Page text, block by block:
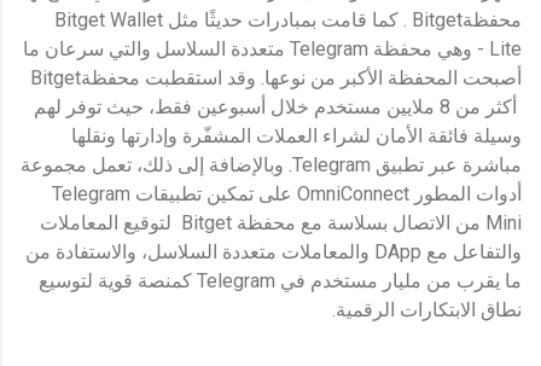
محفظةBitget . كما قامت بمبادرات حديثًا مثل Bitget Wallet
Lite - وهي محفظة Telegram متعددة السلاسل والتي سرعان ما
أصبحت المحفظة الأكبر من نوعها. وقد استقطبت محفظةBitget
أكثر من 8 ملايين مستخدم خلال أسبوعين فقط، حيث توفر لهم
وسيلة فائقة الأمان لشراء العملات المشفّرة وإدارتها ونقلها
مباشرة عبر تطبيق Telegram. وبالإضافة إلى ذلك، تعمل مجموعة
أدوات المطور OmniConnect على تمكين تطبيقات Telegram
Mini من الاتصال بسلاسة مع محفظة Bitget لتوقيع المعاملات
والتفاعل مع DApp والمعاملات متعددة السلاسل، والاستفادة من
ما يقرب من مليار مستخدم في Telegram كمنصة قوية لتوسيع
نطاق الابتكارات الرقمية.